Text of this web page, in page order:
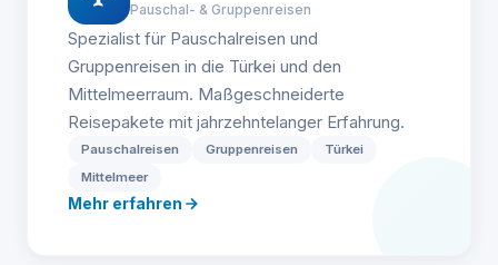
Pauschal- & Gruppenreisen
Spezialist für Pauschalreisen und
Gruppenreisen in die Türkei und den
Mittelmeerraum. Maßgeschneiderte
Reisepakete mit jahrzehntelanger Erfahrung.
Pauschalreisen Gruppenreisen
Türkei
Mittelmeer
Mehr erfahren